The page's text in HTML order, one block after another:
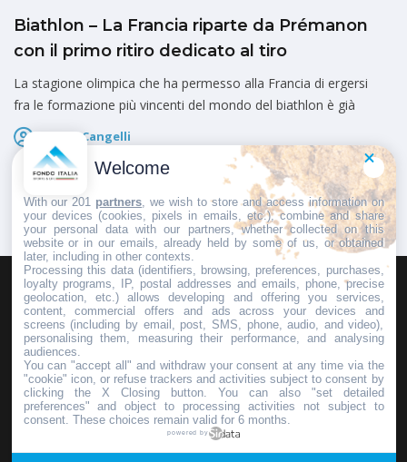
Biathlon – La Francia riparte da Prémanon
con il primo ritiro dedicato al tiro
La stagione olimpica che ha permesso alla Francia di ergersi
fra le formazione più vincenti del mondo del biathlon è già
Marco Cangelli
Pubblicato il
HOMEPAGEREDAZIONEINVIA UN COMUNICATO STAMPA
PUBBLICITÀSCRIVI AL DIRETTORE
Copyright © 2016 - 2025 ASD Fondo Italia - Partita Iva: IT 03855110049
Welcome
With our 201 partners , we wish to store and access information on
your devices (cookies, pixels in emails, etc.), combine and share
your personal data with our partners, whether collected on this
website or in our emails, already held by some of us, or obtained
later, including in other contexts.
Processing this data (identifiers, browsing, preferences, purchases,
loyalty programs, IP, postal addresses and emails, phone, precise
geolocation, etc.) allows developing and offering you services,
content, commercial offers and ads across your devices and
screens (including by email, post, SMS, phone, audio, and video),
personalising them, measuring their performance, and analysing
audiences.
You can "accept all" and withdraw your consent at any time via the
"cookie" icon, or refuse trackers and activities subject to consent by
clicking the X Closing button. You can also "set detailed
preferences" and object to processing activities not subject to
consent. These choices remain valid for 6 months.
powered by